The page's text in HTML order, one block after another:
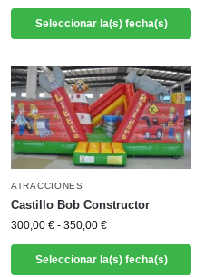
Seleccionar la(s) fecha(s)
ATRACCIONES
Castillo Bob Constructor
300,00 € - 350,00 €
Seleccionar la(s) fecha(s)